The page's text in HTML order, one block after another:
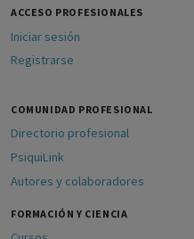
ACCESO PROFESIONALES
Iniciar sesión
Registrarse
COMUNIDAD PROFESIONAL
Directorio profesional
PsiquiLink
Autores y colaboradores
FORMACIÓN Y CIENCIA